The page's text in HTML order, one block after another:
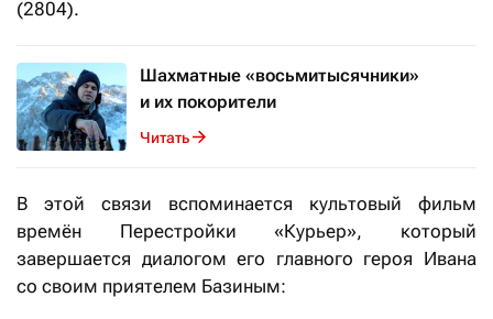
(2804).
Шахматные «восьмитысячники»
и их покорители
Читать
В этой связи вспоминается культовый фильм
времён Перестройки «Курьер», который
завершается диалогом его главного героя Ивана
со своим приятелем Базиным: